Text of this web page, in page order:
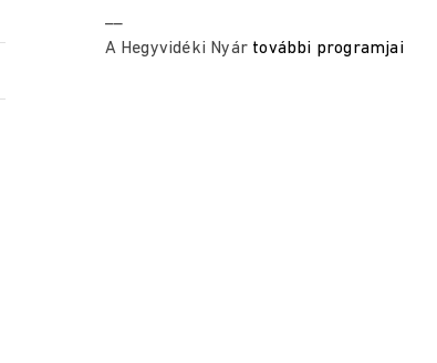
A Hegyvidéki Nyár további programjai